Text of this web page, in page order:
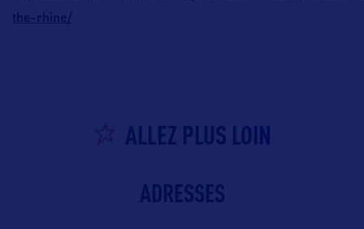
the-rhine/
ALLEZ PLUS LOIN
ADRESSES